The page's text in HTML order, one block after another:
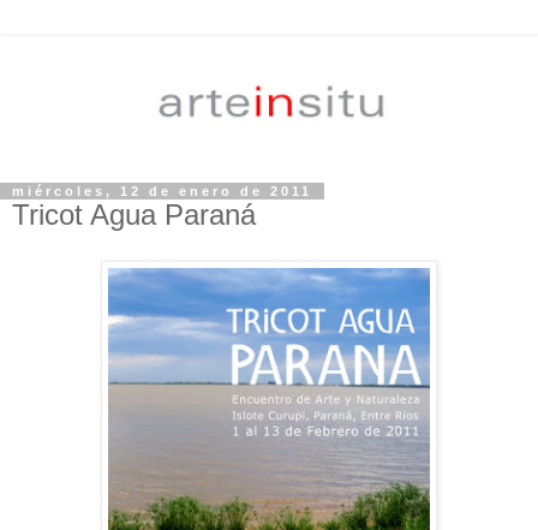
miércoles, 12 de enero de 2011
Tricot Agua Paraná